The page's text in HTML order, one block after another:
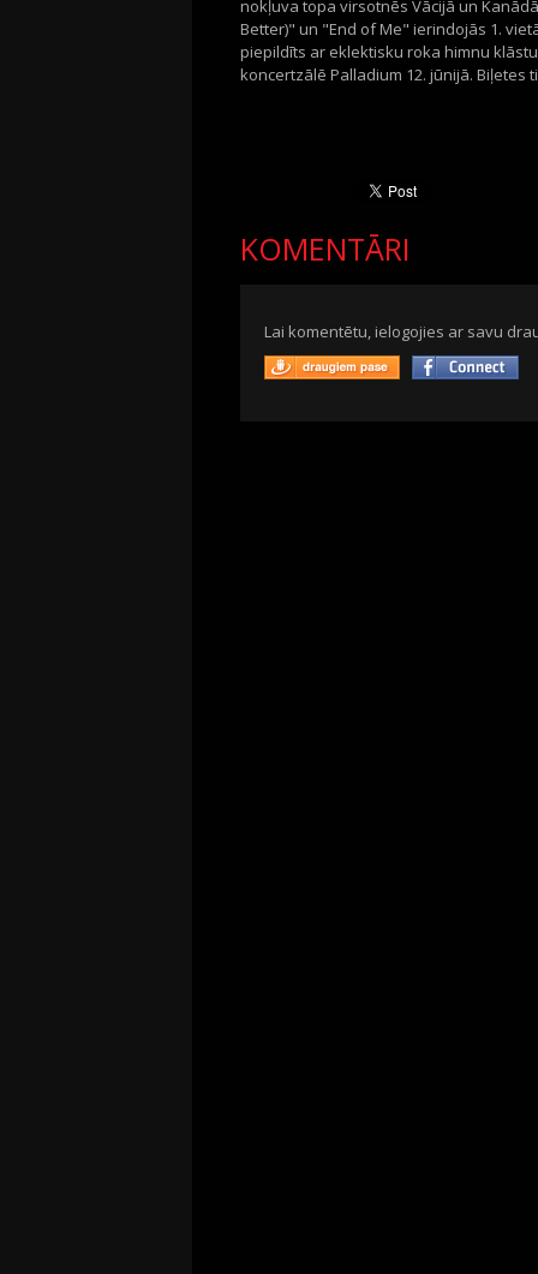
nokļuva topa virsotnēs Vācijā un
Better)" un "End of Me" ierindojās 1.
piepildīts ar eklektisku roka himnu
koncertzālē Palladium 12. jūnijā. Biļetes
KOMENTĀRI
Lai komentētu, ielogojies ar savu